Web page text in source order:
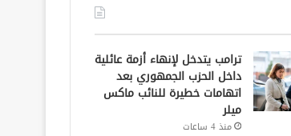
ترامب يتدخل لإنهاء أزمة عائلية
داخل الحزب الجمهوري بعد
اتهامات خطيرة للنائب ماكس
ميلر
منذ 4 ساعات